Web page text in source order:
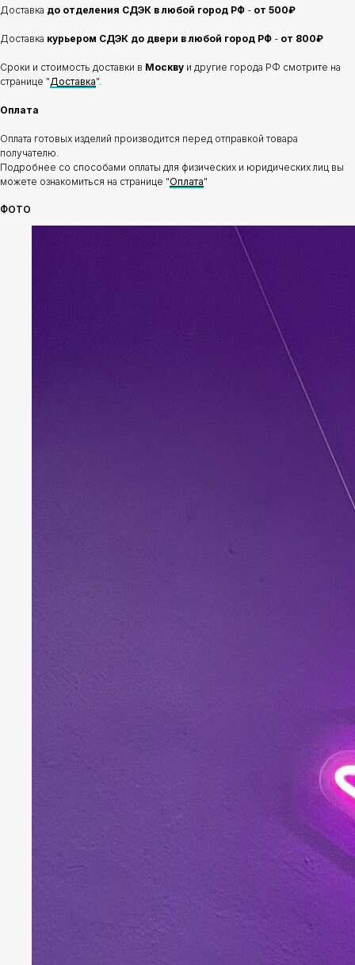
Доставка до отделения СДЭК в любой город РФ - от 500₽
Доставка курьером СДЭК до двери в любой город РФ - от 800₽
Сроки и стоимость доставки в Москву и другие города РФ смотрите на
странице "Доставка".
Оплата
Оплата готовых изделий производится перед отправкой товара
получателю.
Подробнее со способами оплаты для физических и юридических лиц вы
можете ознакомиться на странице "Оплата"
ФОТО